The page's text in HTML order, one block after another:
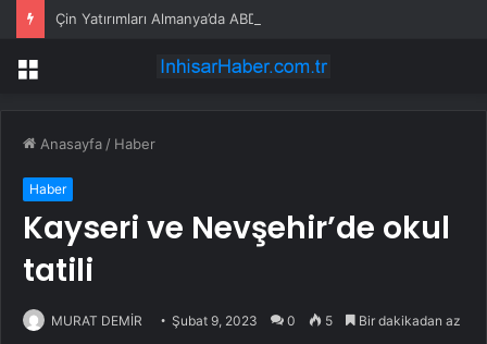
Çin Yatırımları Almanya’da ABD’yi Geride Bıraktı
Menü
Anasayfa / Haber
Haber
Kayseri ve Nevşehir’de okul
tatili
MURAT DEMİR Şubat 9, 2023 0 5 Bir dakikadan az